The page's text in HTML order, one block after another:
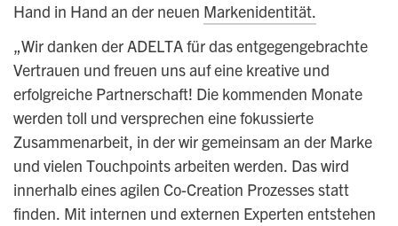
Hand in Hand an der neuen Markenidentität.
„Wir danken der ADELTA für das entgegengebrachte
Vertrauen und freuen uns auf eine kreative und
erfolgreiche Partnerschaft! Die kommenden Monate
werden toll und versprechen eine fokussierte
Zusammenarbeit, in der wir gemeinsam an der Marke
und vielen Touchpoints arbeiten werden. Das wird
innerhalb eines agilen Co-Creation Prozesses statt
finden. Mit internen und externen Experten entstehen